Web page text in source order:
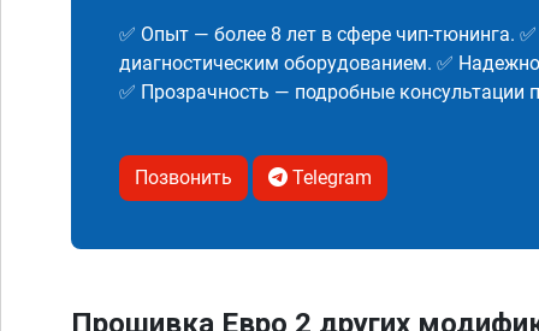
✅ Опыт — более 8 лет в сфере чип-тюнинга.
диагностическим оборудованием. ✅
✅ Прозрачность — подробные консультации
Позвонить Telegram
Прошивка Евро 2 других